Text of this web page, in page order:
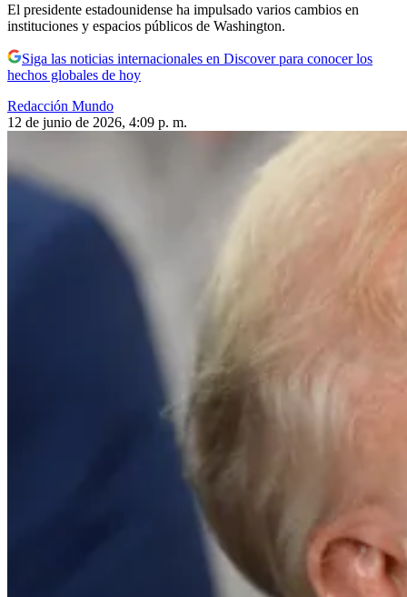
El presidente estadounidense ha impulsado varios cambios en
instituciones y espacios públicos de Washington.
Siga las noticias internacionales en Discover para conocer los
hechos globales de hoy
Redacción Mundo
12 de junio de 2026, 4:09 p. m.